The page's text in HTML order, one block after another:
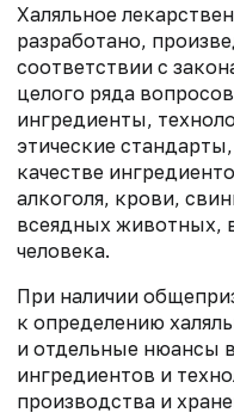
Халяльное
разработано,
соответствии с
целого ряда
ингредиенты,
этические
качестве
алкоголя, крови,
всеядных животных,
человека.
При наличии
к определению
и отдельные нюансы
ингредиентов и
производства и